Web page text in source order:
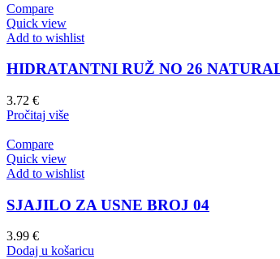
Compare
Quick view
Add to wishlist
HIDRATANTNI RUŽ NO 26
3.72 €
Pročitaj više
Compare
Quick view
Add to wishlist
SJAJILO ZA USNE BROJ 04
3.99 €
Dodaj u košaricu